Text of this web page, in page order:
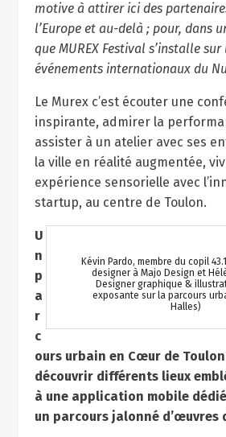
motive à attirer ici des
l’Europe et au-delà ; pour, dans
que MUREX Festival s’installe sur
événements internationaux du
Le Murex c’est écouter une
inspirante, admirer la
assister à un atelier avec ses
la ville en réalité augmentée,
expérience sensorielle avec
startup, au centre de Toulon.
Kévin Pardo, membre du copil
designer à Majo Design et
Designer graphique &
exposante sur la parcours
Halles)
U
n
p
a
r
c
ours urbain en Cœur de
découvrir différents lieux
à une application mobile
un parcours jalonné d’œuvres